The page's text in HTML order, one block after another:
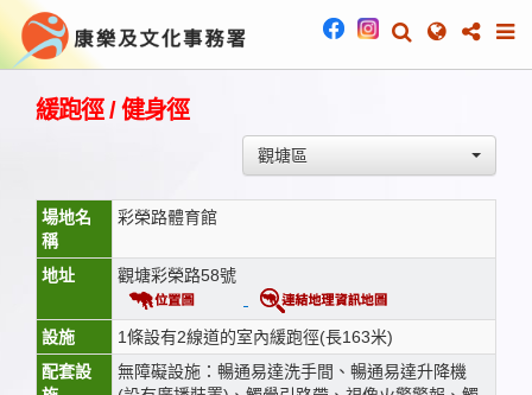
緩跑徑 / 健身徑
觀塘區
場地名
稱
彩榮路體育館
地址 觀塘彩榮路58號
設施
1條設有2線道的室內緩跑徑(長163米)
配套設
無障礙設施：暢通易達洗手間、暢通易達升降機